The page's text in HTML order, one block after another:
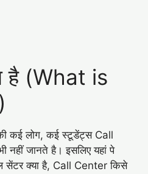
है (What is
की कई लोग, कई स्टूडेंट्स Call
नहीं जानते है। इसलिए यहां पे
सेंटर क्या है, Call Center किसे